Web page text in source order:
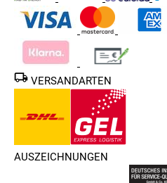
VERSANDARTEN
AUSZEICHNUNGEN